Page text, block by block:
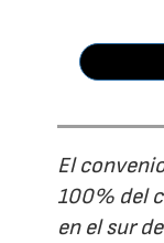
El
100% del
en el sur